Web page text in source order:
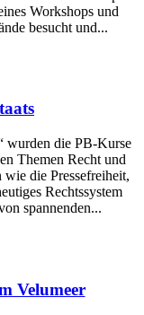
Workshops und
besucht und...
wurden die PB-Kurse
Themen Recht und
die Pressefreiheit,
Rechtssystem
spannenden...
Velumeer